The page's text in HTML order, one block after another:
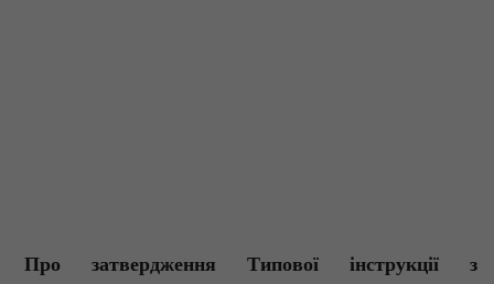
Про затвердження Типової інструкції з